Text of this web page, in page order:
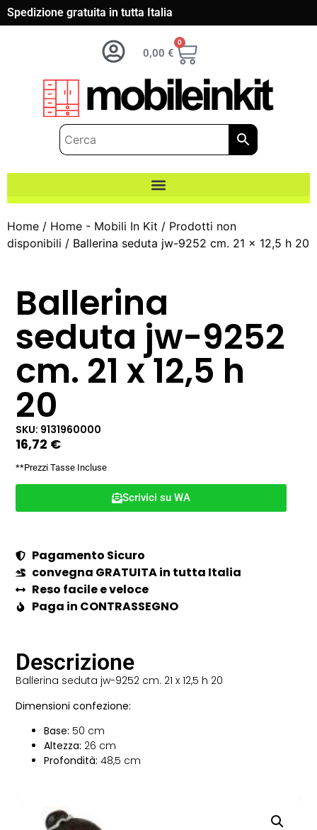
Spedizione gratuita in tutta Italia
0,00 €
0
Home / Home - Mobili In Kit / Prodotti non
disponibili / Ballerina seduta jw-9252 cm. 21 x 12,5 h 20
Ballerina
seduta jw-9252
cm. 21 x 12,5 h
20
SKU: 9131960000
16,72 €
**Prezzi Tasse Incluse
Scrivici su WA
Pagamento Sicuro
convegna GRATUITA in tutta Italia
Reso facile e veloce
Paga in CONTRASSEGNO
Descrizione
Ballerina seduta jw-9252 cm. 21 x 12,5 h 20
Dimensioni confezione:
Base: 50 cm
Altezza: 26 cm
Profondità: 48,5 cm